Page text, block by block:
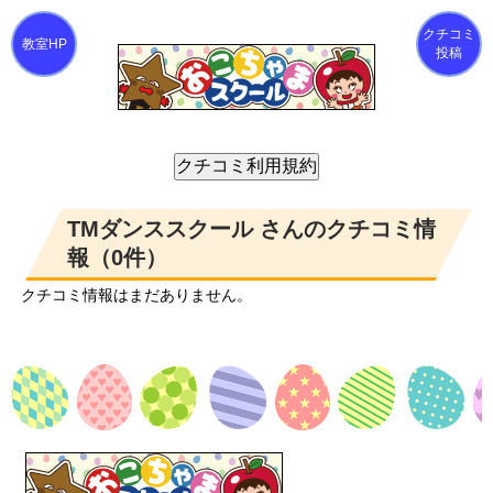
クチコミ
投稿
TMダンススクール さんのクチコミ情
報（0件）
クチコミ情報はまだありません。